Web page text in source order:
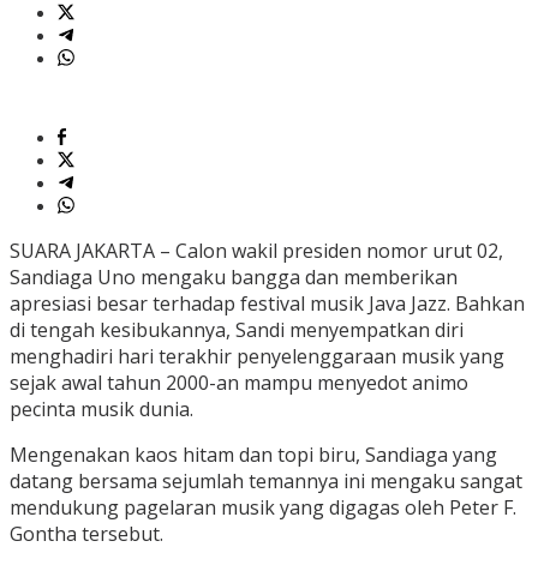
SUARA JAKARTA – Calon wakil presiden nomor urut 02,
Sandiaga Uno mengaku bangga dan memberikan
apresiasi besar terhadap festival musik Java Jazz. Bahkan
di tengah kesibukannya, Sandi menyempatkan diri
menghadiri hari terakhir penyelenggaraan musik yang
sejak awal tahun 2000-an mampu menyedot animo
pecinta musik dunia.
Mengenakan kaos hitam dan topi biru, Sandiaga yang
datang bersama sejumlah temannya ini mengaku sangat
mendukung pagelaran musik yang digagas oleh Peter F.
Gontha tersebut.